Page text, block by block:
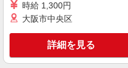
時給 1,300円
大阪市中央区
詳細を見る